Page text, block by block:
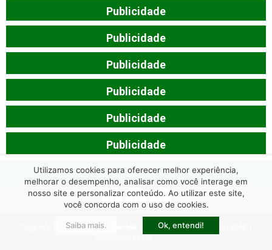
Publicidade
Publicidade
Publicidade
Publicidade
Publicidade
Publicidade
Copyright © 2026Sotaque Baixada
– Todos os Direitos Reservados. |
Utilizamos cookies para oferecer melhor experiência,
melhorar o desempenho, analisar como você interage em
nosso site e personalizar conteúdo. Ao utilizar este site,
você concorda com o uso de cookies.
Saiba mais. Ok, entendi!